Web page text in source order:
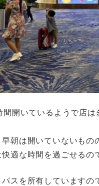
開いているようで店
朝は開いていないも
適な時間を過ごせるの
スを所有していますの